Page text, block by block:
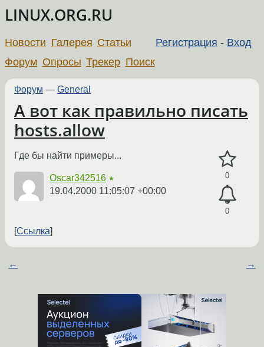
LINUX.ORG.RU
Регистрация - Вход
Новости Галерея Статьи
Форум Опросы Трекер Поиск
Форум — General
А вот как правильно писать
hosts.allow
0
0
Где бы найти примеры...
Oscar342516 ★
19.04.2000 11:05:07 +00:00
Ссылка
← →